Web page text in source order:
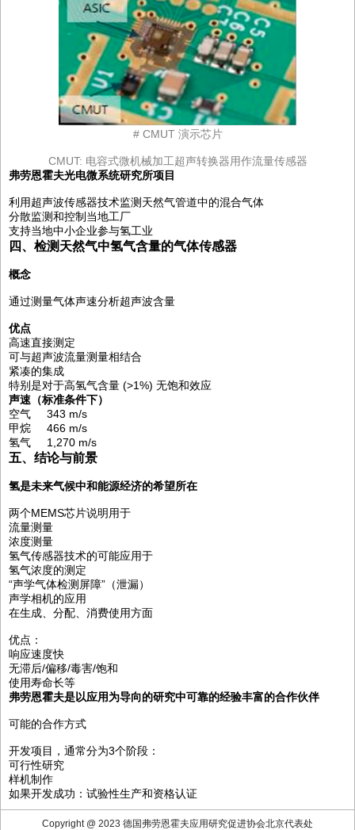
# CMUT 演示芯片
CMUT: 电容式微机械加工超声转换器用作流量传感器
弗劳恩霍夫光电微系统研究所项目
利用超声波传感器技术监测天然气管道中的混合气体
分散监测和控制当地工厂
支持当地中小企业参与氢工业
四、检测天然气中氢气含量的气体传感器
概念
通过测量气体声速分析超声波含量
优点
高速直接测定
可与超声波流量测量相结合
紧凑的集成
特别是对于高氢气含量 (>1%) 无饱和效应
声速（标准条件下）
空气 343 m/s
甲烷 466 m/s
氢气 1,270 m/s
五、结论与前景
氢是未来气候中和能源经济的希望所在
两个MEMS芯片说明用于
流量测量
浓度测量
氢气传感器技术的可能应用于
氢气浓度的测定
“声学气体检测屏障”（泄漏）
声学相机的应用
在生成、分配、消费使用方面
优点：
响应速度快
无滞后/偏移/毒害/饱和
使用寿命长等
弗劳恩霍夫是以应用为导向的研究中可靠的经验丰富的合作伙伴
可能的合作方式
开发项目，通常分为3个阶段：
可行性研究
样机制作
如果开发成功：试验性生产和资格认证
Copyright @ 2023 德国弗劳恩霍夫应用研究促进协会北京代表处